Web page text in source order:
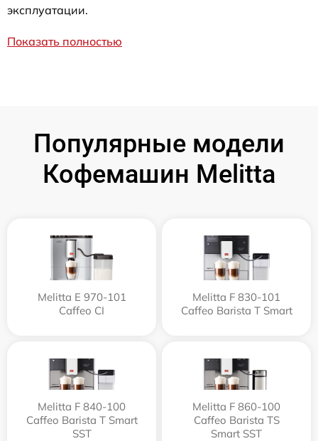
эксплуатации.
Показать полностью
Популярные модели
Кофемашин Melitta
Melitta Е 970-101
Caffeo CI
Melitta F 830-101
Caffeo Barista T Smart
Melitta F 840-100
Caffeo Barista T Smart
SST
Melitta F 860-100
Caffeo Barista TS
Smart SST